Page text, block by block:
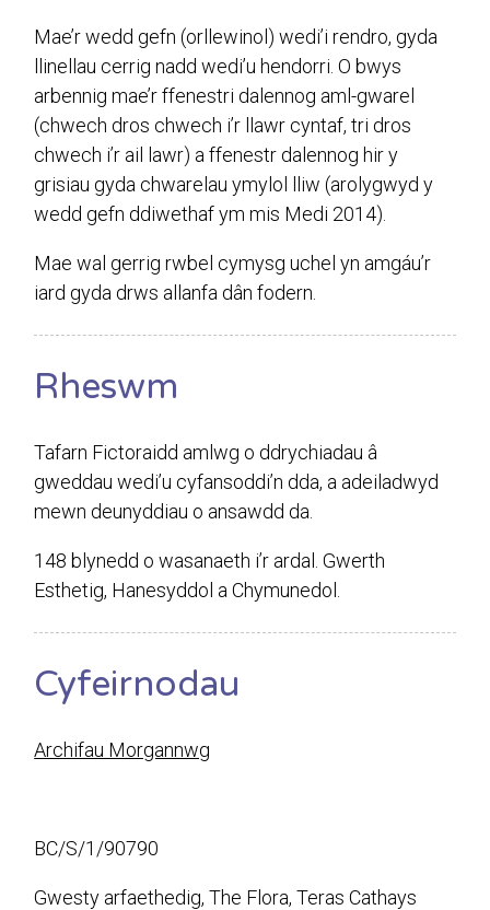
Mae’r wedd gefn (orllewinol) wedi’i rendro, gyda
llinellau cerrig nadd wedi’u hendorri. O bwys
arbennig mae’r ffenestri dalennog aml-gwarel
(chwech dros chwech i’r llawr cyntaf, tri dros
chwech i’r ail lawr) a ffenestr dalennog hir y
grisiau gyda chwarelau ymylol lliw (arolygwyd y
wedd gefn ddiwethaf ym mis Medi 2014).
Mae wal gerrig rwbel cymysg uchel yn amgáu’r
iard gyda drws allanfa dân fodern.
Rheswm
Tafarn Fictoraidd amlwg o ddrychiadau â
gweddau wedi’u cyfansoddi’n dda, a adeiladwyd
mewn deunyddiau o ansawdd da.
148 blynedd o wasanaeth i’r ardal. Gwerth
Esthetig, Hanesyddol a Chymunedol.
Cyfeirnodau
Archifau Morgannwg
BC/S/1/90790
Gwesty arfaethedig, The Flora, Teras Cathays